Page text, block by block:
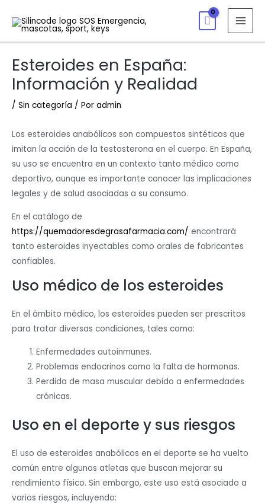
Esteroides en España:
Información y Realidad
/ Sin categoría / Por admin
Los esteroides anabólicos son compuestos sintéticos que
imitan la acción de la testosterona en el cuerpo. En España,
su uso se encuentra en un contexto tanto médico como
deportivo, aunque es importante conocer las implicaciones
legales y de salud asociadas a su consumo.
En el catálogo de
https://quemadoresdegrasafarmacia.com/ encontrará
tanto esteroides inyectables como orales de fabricantes
confiables.
Uso médico de los esteroides
En el ámbito médico, los esteroides pueden ser prescritos
para tratar diversas condiciones, tales como:
Enfermedades autoinmunes.
Problemas endocrinos como la falta de hormonas.
Perdida de masa muscular debido a enfermedades
crónicas.
Uso en el deporte y sus riesgos
El uso de esteroides anabólicos en el deporte se ha vuelto
común entre algunos atletas que buscan mejorar su
rendimiento físico. Sin embargo, este uso está asociado a
varios riesgos, incluyendo: